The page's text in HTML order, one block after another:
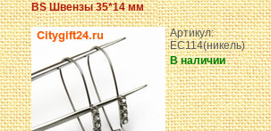
BS Швензы 35*14 мм
Артикул:
EC114(никель)
В наличии